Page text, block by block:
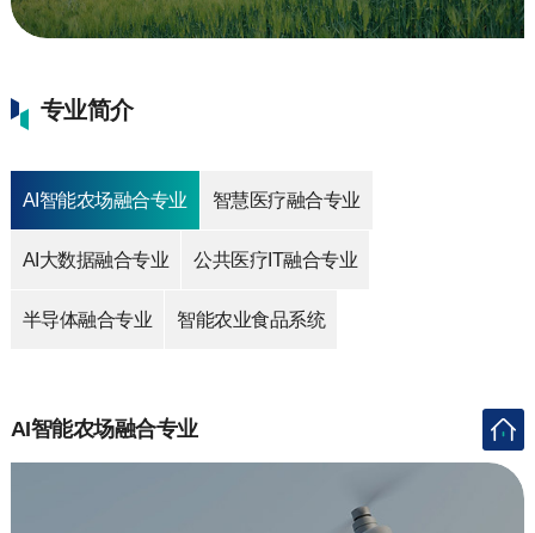
专业简介
AI智能农场融合专业 智慧医疗融合专业
AI大数据融合专业 公共医疗IT融合专业
半导体融合专业 智能农业食品系统
AI智能农场融合专业